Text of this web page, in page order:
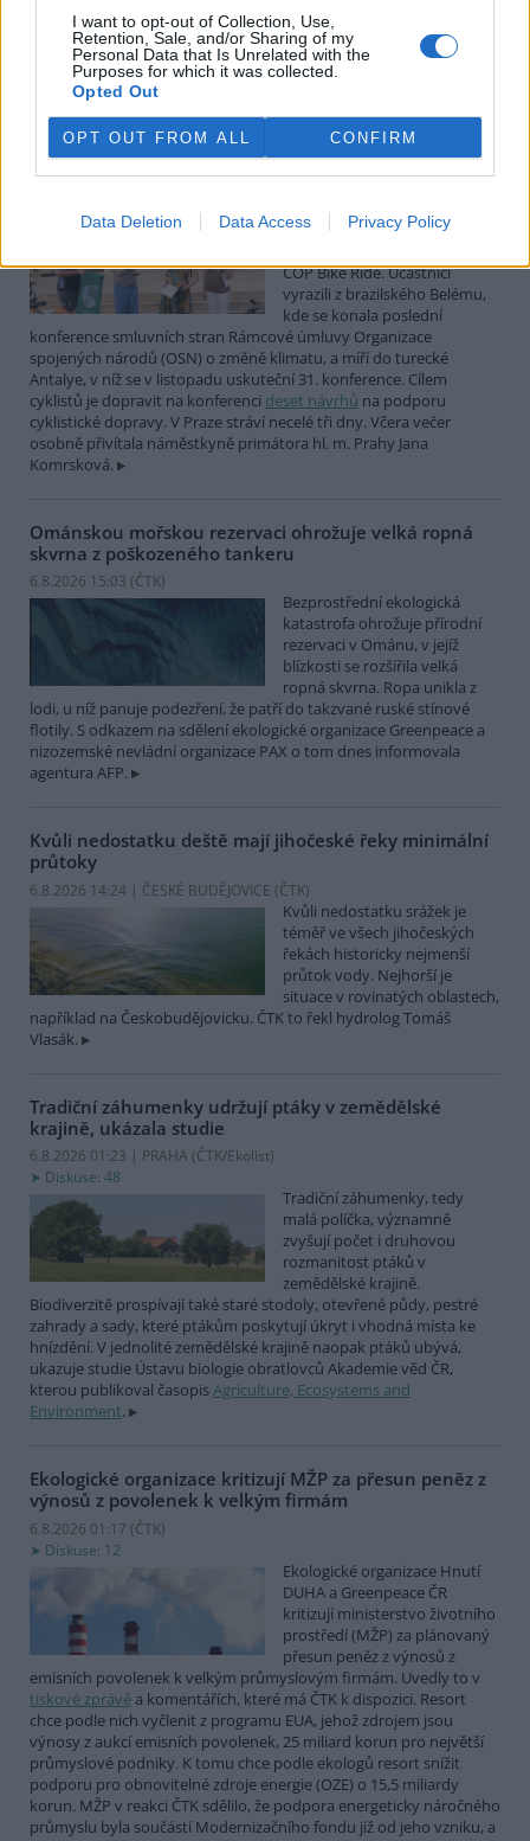
I want to opt-out of Collection, Use,
Retention, Sale, and/or Sharing of my
Personal Data that Is Unrelated with the
Purposes for which it was collected.
Opted Out
OPT OUT FROM ALL CONFIRM
Data Deletion Data Access Privacy Policy
vyhledávají veterinární ošetření nejčastěji kvůli přehřátí organismu,
dehydrataci nebo kolapsu. ČTK to sdělila viceprezidentka Komory
veterinárních lékařů ČR Kateřina Valdhans.
Do Prahy dorazili jezdci cyklistické štafety, míří na
konferenci o klimatu
Do Prahy dnes dorazili jezdci
COP Bike Ride. Účastníci
vyrazili z brazilského Belému,
kde se konala poslední
konference smluvních stran Rámcové úmluvy Organizace
spojených národů (OSN) o změně klimatu, a míří do turecké
Antalye, v níž se v listopadu uskuteční 31. konference. Cílem
cyklistů je dopravit na konferenci deset návrhů na podporu
cyklistické dopravy. V Praze stráví necelé tři dny. Včera večer
osobně přivítala náměstkyně primátora hl. m. Prahy Jana
Komrsková.
Ománskou mořskou rezervaci ohrožuje velká ropná
skvrna z poškozeného tankeru
6.8.2026 15:03 (ČTK)
Bezprostřední ekologická
katastrofa ohrožuje přírodní
rezervaci v Ománu, v jejíž
blízkosti se rozšířila velká
ropná skvrna. Ropa unikla z
lodi, u níž panuje podezření, že patří do takzvané ruské stínové
flotily. S odkazem na sdělení ekologické organizace Greenpeace a
nizozemské nevládní organizace PAX o tom dnes informovala
agentura AFP.
Kvůli nedostatku deště mají jihočeské řeky minimální
průtoky
6.8.2026 14:24 | ČESKÉ BUDĚJOVICE (ČTK)
Kvůli nedostatku srážek je
téměř ve všech jihočeských
řekách historicky nejmenší
průtok vody. Nejhorší je
situace v rovinatých oblastech,
například na Českobudějovicku. ČTK to řekl hydrolog Tomáš
Vlasák.
Tradiční záhumenky udržují ptáky v zemědělské
krajině, ukázala studie
6.8.2026 01:23 | PRAHA (ČTK/Ekolist)
Diskuse: 48
Tradiční záhumenky, tedy
malá políčka, významně
zvyšují počet i druhovou
rozmanitost ptáků v
zemědělské krajině.
Biodiverzitě prospívají také staré stodoly, otevřené půdy, pestré
zahrady a sady, které ptákům poskytují úkryt i vhodná místa ke
hnízdění. V jednolité zemědělské krajině naopak ptáků ubývá,
ukazuje studie Ústavu biologie obratlovců Akademie věd ČR,
kterou publikoval časopisAgriculture, Ecosystems and
Environment.
Ekologické organizace kritizují MŽP za přesun peněz z
výnosů z povolenek k velkým firmám
6.8.2026 01:17 (ČTK)
Diskuse: 12
Ekologické organizace Hnutí
DUHA a Greenpeace ČR
kritizují ministerstvo životního
prostředí (MŽP) za plánovaný
přesun peněz z výnosů z
emisních povolenek k velkým průmyslovým firmám. Uvedly to v
tiskové zprávě a komentářích, které má ČTK k dispozici. Resort
chce podle nich vyčlenit z programu EUA, jehož zdrojem jsou
výnosy z aukcí emisních povolenek, 25 miliard korun pro největší
průmyslové podniky. K tomu chce podle ekologů resort snížit
podporu pro obnovitelné zdroje energie (OZE) o 15,5 miliardy
korun. MŽP v reakci ČTK sdělilo, že podpora energeticky náročného
průmyslu byla součástí Modernizačního fondu již od jeho vzniku, a